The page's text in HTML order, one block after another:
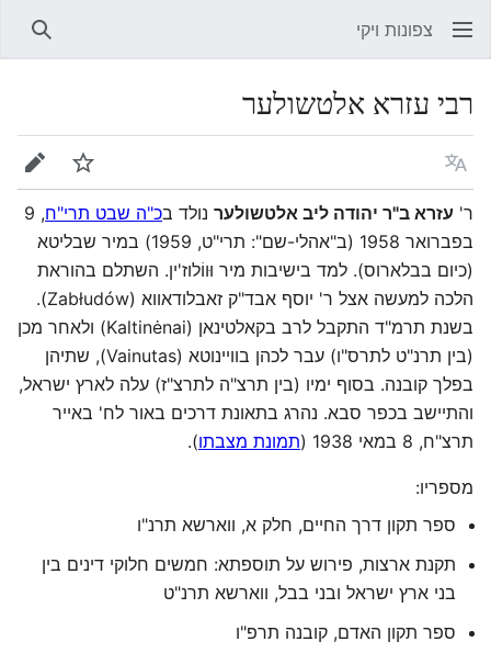
צפונות ויקי
רבי עזרא אלטשולער
שפה מעקב
ר' עזרא ב"ר יהודה ליב אלטשולער נולד בכ"ה שבט תרי"ח , 9
בפברואר 1958 (ב"אהלי-שם": תרי"ט, 1959) במיר שבליטא
(כיום בבלארוס). למד בישיבות מיר וּווֹלוז'ין. השתלם בהוראת
הלכה למעשה אצל ר' יוסף אבד"ק זאבלודאווא (Zabłudów).
בשנת תרמ"ד התקבל לרב בקאלטינאן (Kaltinėnai) ולאחר מכן
(בין תרנ"ט לתרס"ו) עבר לכהן בוויינוטא (Vainutas), שתיהן
בפלך קובנה. בסוף ימיו (בין תרצ"ה לתרצ"ז) עלה לארץ ישראל,
והתיישב בכפר סבא. נהרג בתאונת דרכים באור לח' באייר
תרצ"ח, 8 במאי 1938 (
תמונת מצבתו).
מספריו:
ספר תקון דרך החיים, חלק א, ווארשא תרנ"ו
תקנת ארצות, פירוש על תוספתא: חמשים חלוקי דינים בין
בני ארץ ישראל ובני בבל, ווארשא תרנ"ט
ספר תקון האדם, קובנה תרפ"ו